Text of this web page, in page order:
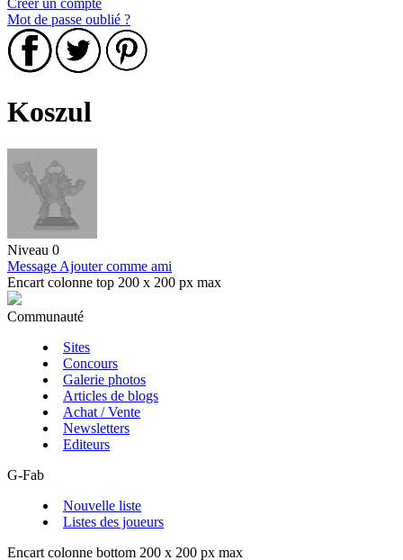
Créer un compte
Mot de passe oublié ?
Koszul
Niveau 0
Message Ajouter comme ami
Encart colonne top 200 x 200 px max
Communauté
Sites
Concours
Galerie photos
Articles de blogs
Achat / Vente
Newsletters
Editeurs
G-Fab
Nouvelle liste
Listes des joueurs
Encart colonne bottom 200 x 200 px max